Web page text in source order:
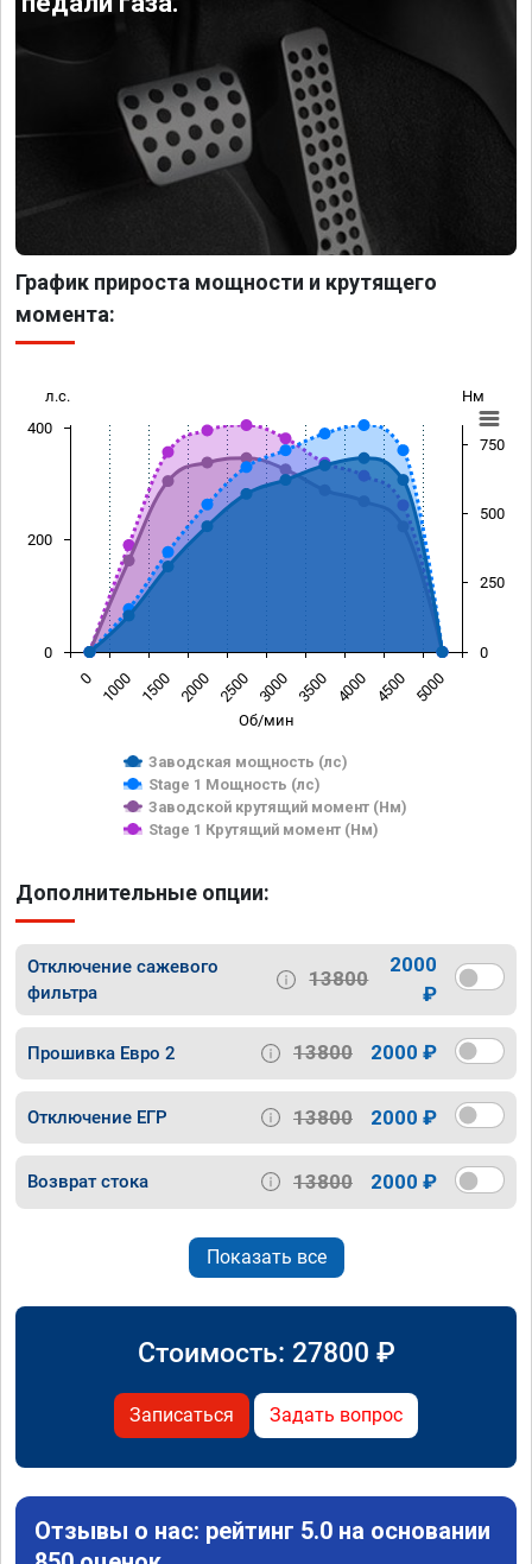
График прироста мощности и крутящего
момента:
Об/мин
л.с. Нм
Заводская мощность (лс)
Stage 1 Мощность (лс)
Заводской крутящий момент (Нм)
Stage 1 Крутящий момент (Нм)
0 1000 1500 2000 2500 3000 3500 4000 4500 5000
0
200
400
0
250
500
750
Дополнительные опции:
Отключение сажевого
фильтра
13800
2000
₽
Прошивка Евро 2 13800 2000 ₽
Отключение ЕГР 13800 2000 ₽
Возврат стока 13800 2000 ₽
Показать все
Стоимость: 27800 ₽
Записаться Задать вопрос
Отзывы о нас: рейтинг 5.0 на основании